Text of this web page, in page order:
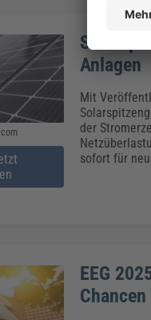
Anlagen
Mit
der
sofort für
EEG